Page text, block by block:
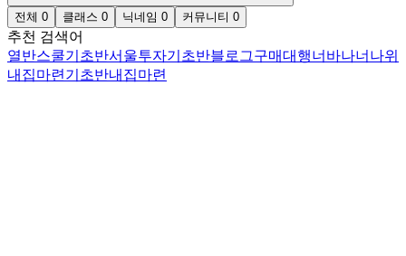
전체 0 클래스 0 닉네임 0 커뮤니티 0
추천 검색어
열반스쿨기초반서울투자기초반블로그구매대행너바나너나위
내집마련기초반내집마련